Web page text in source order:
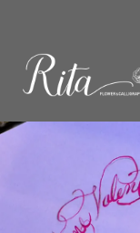
へ